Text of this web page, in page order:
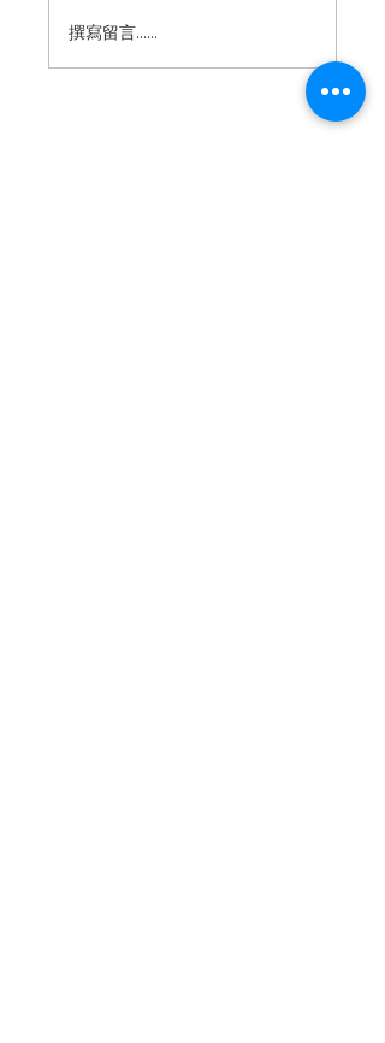
菜】 爸氣開席，美味
獻禮！
甜
時
撰寫留言......